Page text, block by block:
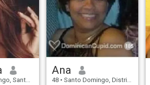
Dominikanska Rep.
Ana
48 • Santo Domingo, Distrito Nacional, Dominikanska Rep.